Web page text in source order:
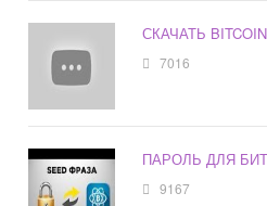
СКАЧАТЬ BITCOIN
7016
ПАРОЛЬ ДЛЯ
9167